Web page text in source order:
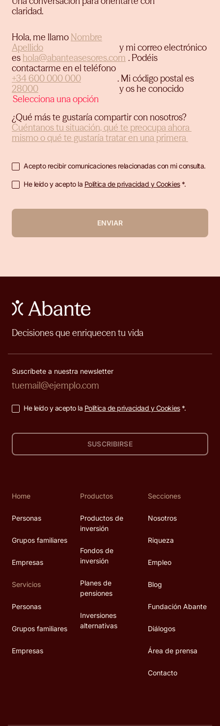
claridad.
Hola, me llamo
y mi correo electrónico
es
. Podéis
contactarme en el teléfono
. Mi código postal es
y os he conocido
¿Qué más te gustaría compartir con nosotros?
Acepto recibir comunicaciones relacionadas con mi consulta.
He leído y acepto la Política de privacidad y Cookies*.
ENVIAR
Decisiones que enriquecen tu vida
Suscríbete a nuestra newsletter
He leído y acepto la Política de privacidad y Cookies*.
SUSCRIBIRSE
Home
Personas
Grupos familiares
Empresas
Servicios
Personas
Grupos familiares
Empresas
Productos
Productos de
inversión
Fondos de
inversión
Planes de
pensiones
Inversiones
alternativas
Secciones
Nosotros
Riqueza
Empleo
Blog
Fundación Abante
Diálogos
Área de prensa
Contacto